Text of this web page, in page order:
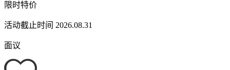
限时特价
活动截止时间 2026.08.31
面议